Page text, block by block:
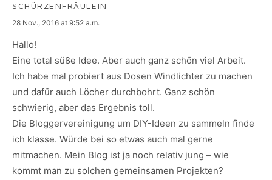
SCHÜRZENFRÄULEIN
says:
28 Nov., 2016 at 9:52 a.m.
Hallo!
Eine total süße Idee. Aber auch ganz schön viel Arbeit.
Ich habe mal probiert aus Dosen Windlichter zu machen
und dafür auch Löcher durchbohrt. Ganz schön
schwierig, aber das Ergebnis toll.
Die Bloggervereinigung um DIY-Ideen zu sammeln finde
ich klasse. Würde bei so etwas auch mal gerne
mitmachen. Mein Blog ist ja noch relativ jung – wie
kommt man zu solchen gemeinsamen Projekten?